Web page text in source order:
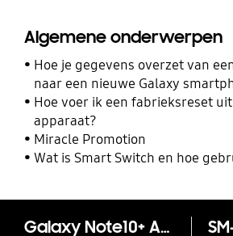
Algemene onderwerpen
Hoe je gegevens overzet van
naar een nieuwe Galaxy
Switch
Hoe voer ik een fabrieksreset
apparaat?
Miracle Promotion
Wat is Smart Switch en hoe
Galaxy Note10+ Anniversary Pack